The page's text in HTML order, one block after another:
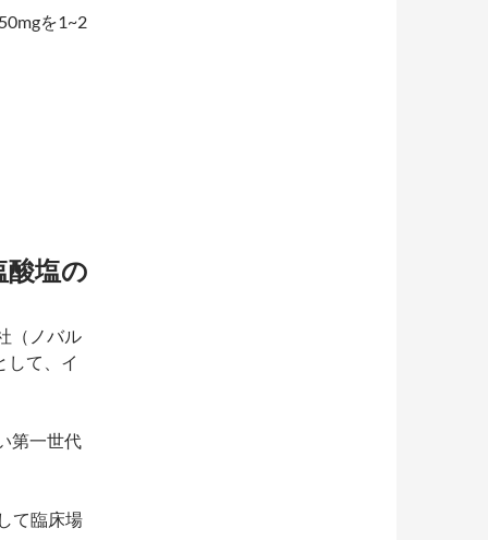
を1~2
塩の
（ノバル
して、イ
第一世代
て臨床場